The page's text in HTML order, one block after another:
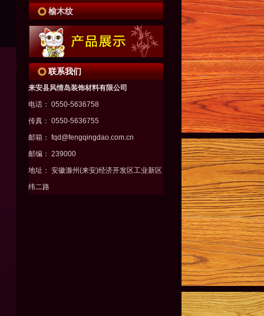
榆木纹
联系我们
来安县风情岛装饰材料有限公司
电话： 0550-5636758
传真： 0550-5636755
邮箱： fqd@fengqingdao.com.cn
邮编： 239000
地址： 安徽滁州(来安)经济开发区工业新区
纬二路